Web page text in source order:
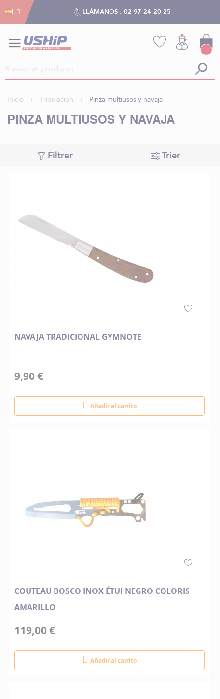
LLÁMANOS : 02 97 24 20 25
Inicio Tripulación Pinza multiusos y navaja
PINZA MULTIUSOS Y NAVAJA
Filtrer Trier
NAVAJA TRADICIONAL GYMNOTE
9,90 €
Añadir al carrito
COUTEAU BOSCO INOX ÉTUI NEGRO COLORIS
AMARILLO
119,00 €
Añadir al carrito
Gestión de cookies
Gestión de cookies